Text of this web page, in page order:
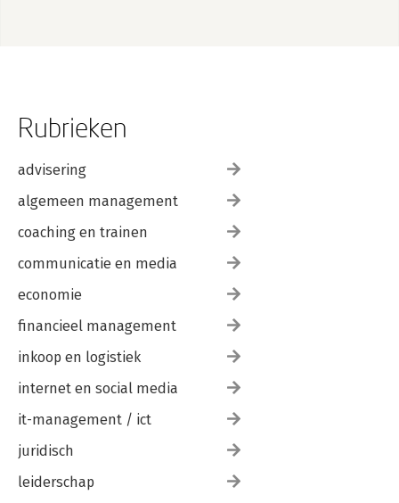
Rubrieken
advisering
algemeen management
coaching en trainen
communicatie en media
economie
financieel management
inkoop en logistiek
internet en social media
it-management / ict
juridisch
leiderschap